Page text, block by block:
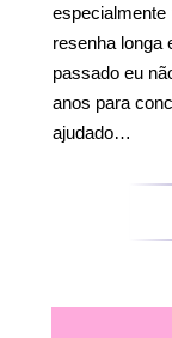
especialmente
resenha longa
passado eu
anos para
ajudado…